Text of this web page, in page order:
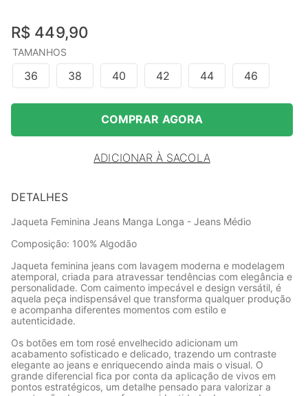
R$ 449,90
TAMANHOS
36 38 40 42 44 46
COMPRAR AGORA
ADICIONAR À SACOLA
DETALHES
Jaqueta Feminina Jeans Manga Longa - Jeans Médio
Composição: 100% Algodão
Jaqueta feminina jeans com lavagem moderna e modelagem
atemporal, criada para atravessar tendências com elegância e
personalidade. Com caimento impecável e design versátil, é
aquela peça indispensável que transforma qualquer produção
e acompanha diferentes momentos com estilo e
autenticidade.
Os botões em tom rosé envelhecido adicionam um
acabamento sofisticado e delicado, trazendo um contraste
elegante ao jeans e enriquecendo ainda mais o visual. O
grande diferencial fica por conta da aplicação de vivos em
pontos estratégicos, um detalhe pensado para valorizar a